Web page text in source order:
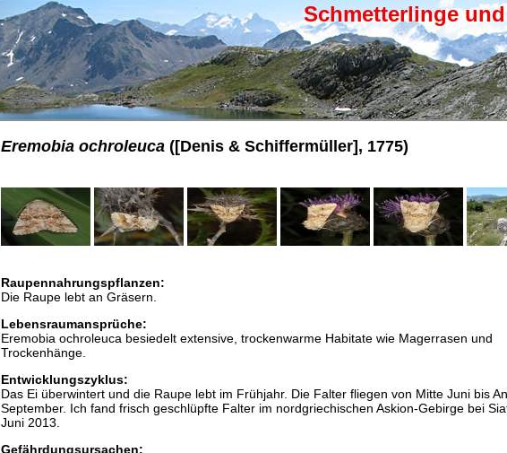
Schmetterlinge
Eremobia ochroleuca([Denis & Schiffermüller], 1775)
Raupennahrungspflanzen:
Die Raupe lebt an Gräsern.
Lebensraumansprüche:
Eremobia ochroleuca besiedelt extensive, trockenwarme Habitate wie Magerrasen und
Trockenhänge.
Entwicklungszyklus:
Das Ei überwintert und die Raupe lebt im Frühjahr. Die Falter fliegen von Mitte Juni bis
September. Ich fand frisch geschlüpfte Falter im nordgriechischen Askion-Gebirge bei
Juni 2013.
Gefährdungsursachen: